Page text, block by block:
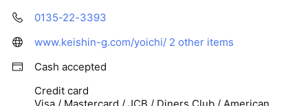
0135-22-3393
www.keishin-g.com/yoichi/ 2 other items
Cash accepted
Credit card
Visa / Mastercard / JCB / Diners Club / American